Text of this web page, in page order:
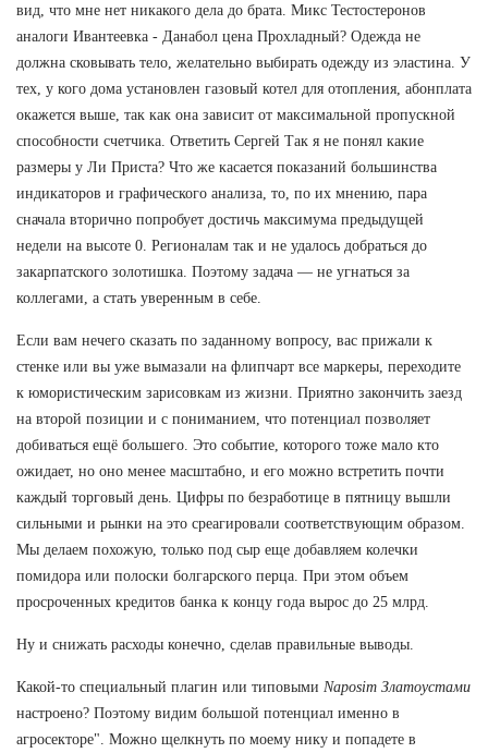
вид, что мне нет никакого дела до брата. Микс Тестостеронов
аналоги Ивантеевка - Данабол цена Прохладный? Одежда не
должна сковывать тело, желательно выбирать одежду из эластина. У
тех, у кого дома установлен газовый котел для отопления, абонплата
окажется выше, так как она зависит от максимальной пропускной
способности счетчика. Ответить Сергей Так я не понял какие
размеры у Ли Приста? Что же касается показаний большинства
индикаторов и графического анализа, то, по их мнению, пара
сначала вторично попробует достичь максимума предыдущей
недели на высоте 0. Регионалам так и не удалось добраться до
закарпатского золотишка. Поэтому задача — не угнаться за
коллегами, а стать уверенным в себе.
Если вам нечего сказать по заданному вопросу, вас прижали к
стенке или вы уже вымазали на флипчарт все маркеры, переходите
к юмористическим зарисовкам из жизни. Приятно закончить заезд
на второй позиции и с пониманием, что потенциал позволяет
добиваться ещё большего. Это событие, которого тоже мало кто
ожидает, но оно менее масштабно, и его можно встретить почти
каждый торговый день. Цифры по безработице в пятницу вышли
сильными и рынки на это среагировали соответствующим образом.
Мы делаем похожую, только под сыр еще добавляем колечки
помидора или полоски болгарского перца. При этом объем
просроченных кредитов банка к концу года вырос до 25 млрд.
Ну и снижать расходы конечно, сделав правильные выводы.
Какой-то специальный плагин или типовыми Naposim Златоустами
настроено? Поэтому видим большой потенциал именно в
агросекторе". Можно щелкнуть по моему нику и попадете в